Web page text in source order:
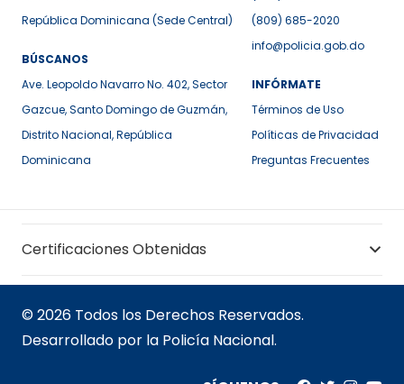
República Dominicana (Sede Central)
BÚSCANOS
Ave. Leopoldo Navarro No. 402, Sector
Gazcue, Santo Domingo de Guzmán,
Distrito Nacional, República
Dominicana
(809) 685-2020
info@policia.gob.do
INFÓRMATE
Términos de Uso
Políticas de Privacidad
Preguntas Frecuentes
Certificaciones Obtenidas
© 2026 Todos los Derechos Reservados.
Desarrollado por la Policía Nacional.